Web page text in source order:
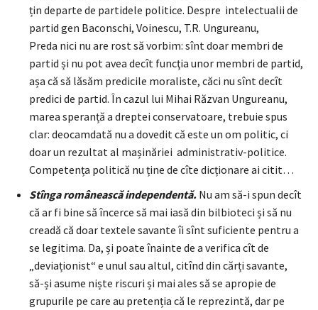
țin departe de partidele politice. Despre intelectualii de
partid gen Baconschi, Voinescu, T.R. Ungureanu,
Preda nici nu are rost să vorbim: sînt doar membri de
partid și nu pot avea decît funcţia unor membri de partid,
așa că să lăsăm predicile moraliste, căci nu sînt decît
predici de partid. În cazul lui Mihai Răzvan Ungureanu,
marea speranță a dreptei conservatoare, trebuie spus
clar: deocamdată nu a dovedit că este un om politic, ci
doar un rezultat al mașinăriei administrativ-politice.
Competența politică nu ține de cîte dicționare ai citit…
Stînga românească independentă. Nu am să-i spun decît
că ar fi bine să încerce să mai iasă din bilbioteci și să nu
creadă că doar textele savante îi sînt suficiente pentru a
se legitima. Da, și poate înainte de a verifica cît de
„deviaționist“ e unul sau altul, citînd din cărți savante,
să-și asume niște riscuri și mai ales să se apropie de
grupurile pe care au pretenția că le reprezintă, dar pe